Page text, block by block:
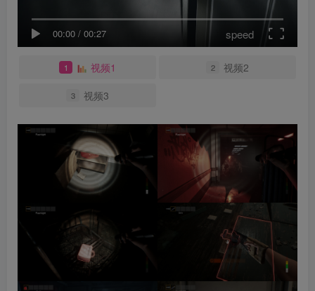
00:00 / 00:27 speed
1 视频1 2 视频2
3 视频3